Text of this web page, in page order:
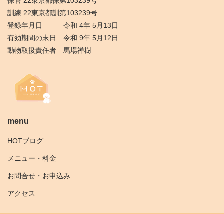
訓練 22東京都訓第103239号
登録年月日 令和 4年 5月13日
有効期間の末日 令和 9年 5月12日
動物取扱責任者 馬場禅樹
menu
HOTブログ
メニュー・料金
お問合せ・お申込み
アクセス